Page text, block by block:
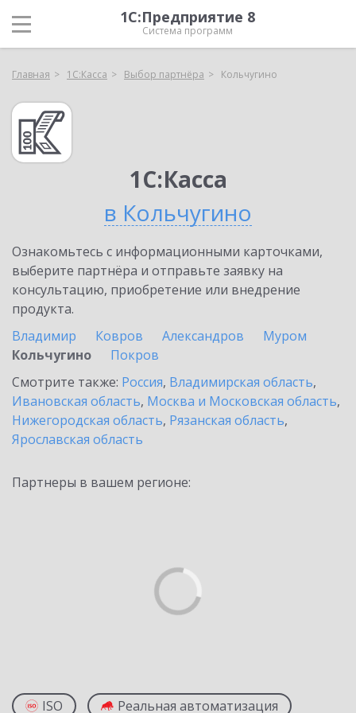
1С:Предприятие 8
Система программ
Главная 1С:Касса Выбор партнёра Кольчугино
1С:Касса
в Кольчугино
Ознакомьтесь с информационными карточками,
выберите партнёра и отправьте заявку на
консультацию, приобретение или внедрение
продукта.
Владимир
Ковров Александров
Муром
Кольчугино
Покров
Смотрите также: Россия, Владимирская область,
Ивановская область, Москва и Московская область,
Нижегородская область, Рязанская область,
Ярославская область
Партнеры в вашем регионе:
ISO Реальная автоматизация